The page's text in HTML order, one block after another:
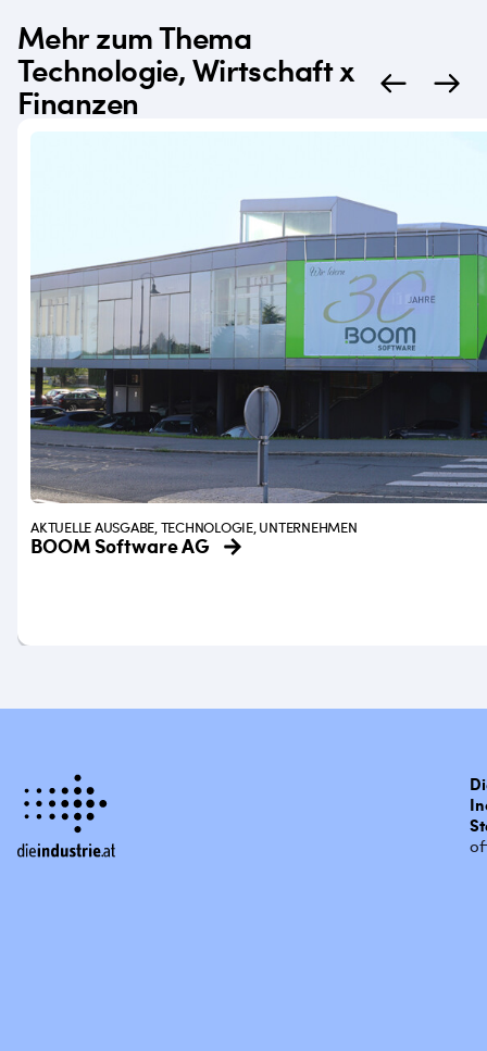
Mehr zum Thema
Technologie, Wirtschaft x
Finanzen
AKTUELLE AUSGABE, TECHNOLOGIE, UNTERNEHMEN
BOOM Software AG